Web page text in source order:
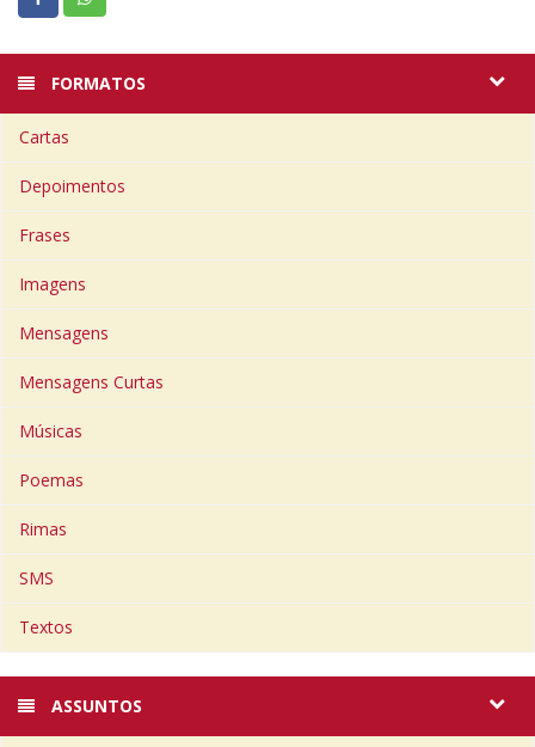
FORMATOS
Cartas
Depoimentos
Frases
Imagens
Mensagens
Mensagens Curtas
Músicas
Poemas
Rimas
SMS
Textos
ASSUNTOS